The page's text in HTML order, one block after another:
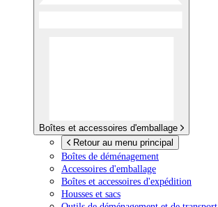
Boîtes et accessoires d'emballage
Retour au menu principal
Boîtes de déménagement
Accessoires d'emballage
Boîtes et accessoires d'expédition
Housses et sacs